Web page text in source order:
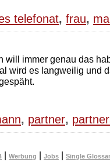
telefonat, frau,
will immer genau das
wird es langweilig und
, partner,
Werbung Jobs Single Glossar